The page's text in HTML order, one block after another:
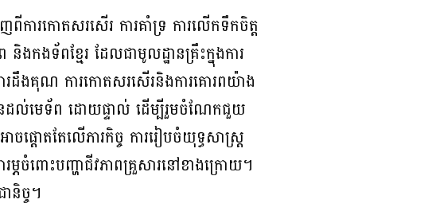
ពីការកោតសរសើរ ការគាំទ្រ ការលើកទឹកចិត្ត
កងទ័ពខ្មែរ ដែលជាមូលដ្ឋានគ្រឹះក្នុងការ
ដឹងគុណ ការកោតសរសើរនិងការគោរពយ៉ាង
ជូនដល់មេទ័ព ដោយផ្ទាល់ ដើម្បីរួមចំណែកជួយ
តោតតែលើភារកិច្ច ការរៀបចំយុទ្ធសាស្រ្ត
ភចំពោះបញ្ហាជីវភាពគ្រួសារនៅខាងក្រោយ។
និច្ច។